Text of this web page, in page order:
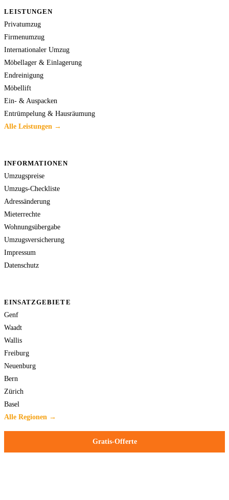
LEISTUNGEN
Privatumzug
Firmenumzug
Internationaler Umzug
Möbellager & Einlagerung
Endreinigung
Möbellift
Ein- & Auspacken
Entrümpelung & Hausräumung
Alle Leistungen →
INFORMATIONEN
Umzugspreise
Umzugs-Checkliste
Adressänderung
Mieterrechte
Wohnungsübergabe
Umzugsversicherung
Impressum
Datenschutz
EINSATZGEBIETE
Genf
Waadt
Wallis
Freiburg
Neuenburg
Bern
Zürich
Basel
Alle Regionen →
Gratis-Offerte